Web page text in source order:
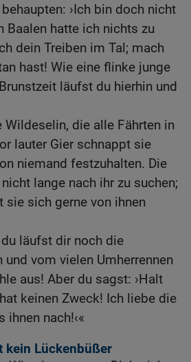
›Ich bin doch nicht
Baalen hatte ich nichts zu
dein Treiben im Tal; mach
hast! Wie eine flinke junge
läufst du hierhin und
Wildeselin, die alle Fährten in
lauter Gier schnappt sie
niemand festzuhalten. Die
lange nach ihr zu suchen;
sie sich gerne von ihnen
läufst dir noch die
und vom vielen Umherrennen
aus! Aber du sagst: ›Halt
keinen Zweck! Ich liebe die
ihnen nach!‹«
kein Lückenbüßer